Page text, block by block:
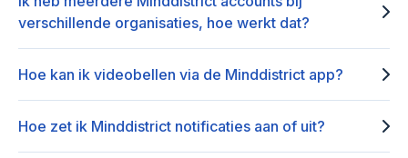
verschillende organisaties, hoe werkt dat?
Hoe kan ik videobellen via de Minddistrict app?
Hoe zet ik Minddistrict notificaties aan of uit?